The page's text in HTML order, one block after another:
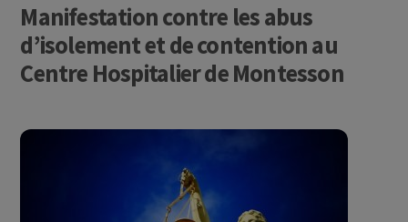
Manifestation contre les abus
d’isolement et de contention au
Centre Hospitalier de Montesson